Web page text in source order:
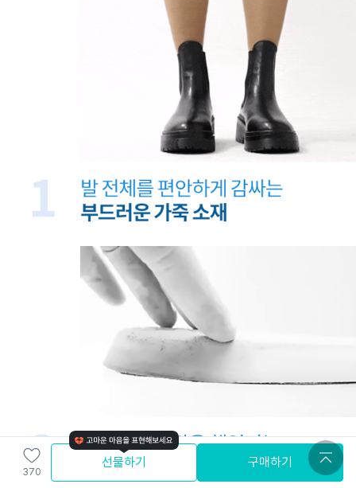
370
선물하기 구매하기